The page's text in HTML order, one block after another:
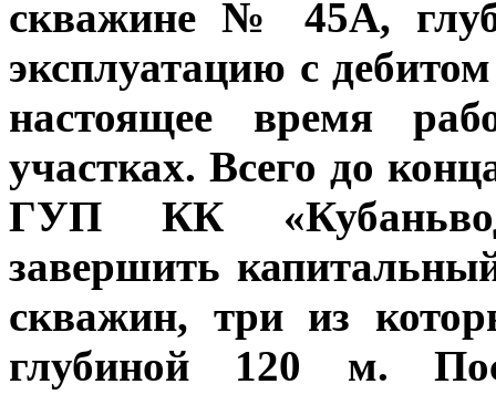
скважине № 45А,
эксплуатацию с
настоящее время
участках. Всего до
ГУП КК
завершить
скважин, три из
глубиной 120 м.